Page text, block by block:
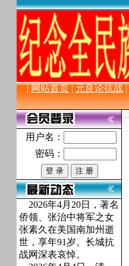
|网站首页|元良论抗战|
用户名：
密码：
2026年4月20日，著名
侨领、张治中将军之女
张素久在美国南加州逝
世，享年91岁。长城抗
战网深表哀悼。